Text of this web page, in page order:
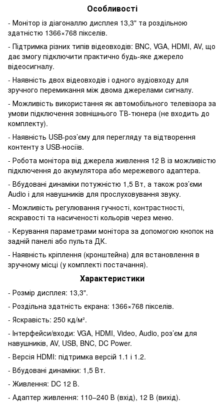
Особливості
- Монітор із діагоналлю дисплея 13,3" та роздільною
здатністю 1366×768 пікселів.
- Підтримка різних типів відеовходів: BNC, VGA, HDMI, AV, що
дає змогу підключити практично будь-яке джерело
відеосигналу.
- Наявність двох відеовходів і одного аудіовходу для
зручного перемикання між двома джерелами сигналу.
- Можливість використання як автомобільного телевізора за
умови підключення зовнішнього ТВ-тюнера (не входить до
комплекту).
- Наявність USB-роз’єму для перегляду та відтворення
контенту з USB-носіїв.
- Робота монітора від джерела живлення 12 В із можливістю
підключення до акумулятора або мережевого адаптера.
- Вбудовані динаміки потужністю 1,5 Вт, а також роз’єми
Audio і для навушників для прослуховування звуку.
- Можливість регулювання гучності, контрастності,
яскравості та насиченості кольорів через меню.
- Керування параметрами монітора за допомогою кнопок на
задній панелі або пульта ДК.
- Наявність кріплення (кронштейна) для встановлення в
зручному місці (у комплекті постачання).
Характеристики
- Розмір дисплея: 13,3".
- Роздільна здатність екрана: 1366×768 пікселів.
- Яскравість: 250 кд/м².
- Інтерфейси/входи: VGA, HDMI, Video, Audio, роз’єм для
навушників, AV, USB, BNC, DC Power.
- Версія HDMI: підтримка версій 1.1 і 1.2.
- Вбудовані динаміки: 1,5 Вт.
- Живлення: DC 12 В.
- Адаптер живлення: 110–240 В (вхід), 12 В (вихід).